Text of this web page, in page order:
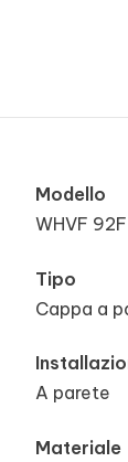
Modello
WHVF
Tipo
Cappa a
A parete
Materiale